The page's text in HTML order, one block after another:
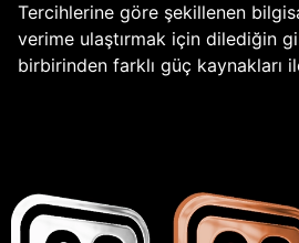
Tercihlerine göre şekillenen
verime ulaştırmak için dilediğin
birbirinden farklı güç kaynakları